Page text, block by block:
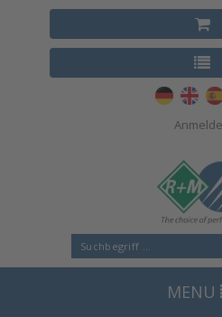
MENU